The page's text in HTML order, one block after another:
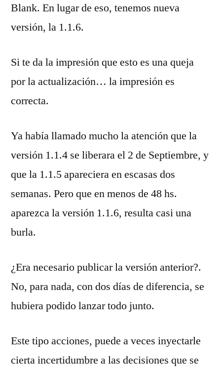
Blank. En lugar de eso, tenemos nueva
versión, la 1.1.6.
Si te da la impresión que esto es una queja
por la actualización… la impresión es
correcta.
Ya había llamado mucho la atención que la
versión 1.1.4 se liberara el 2 de Septiembre, y
que la 1.1.5 apareciera en escasas dos
semanas. Pero que en menos de 48 hs.
aparezca la versión 1.1.6, resulta casi una
burla.
¿Era necesario publicar la versión anterior?.
No, para nada, con dos días de diferencia, se
hubiera podido lanzar todo junto.
Este tipo acciones, puede a veces inyectarle
cierta incertidumbre a las decisiones que se